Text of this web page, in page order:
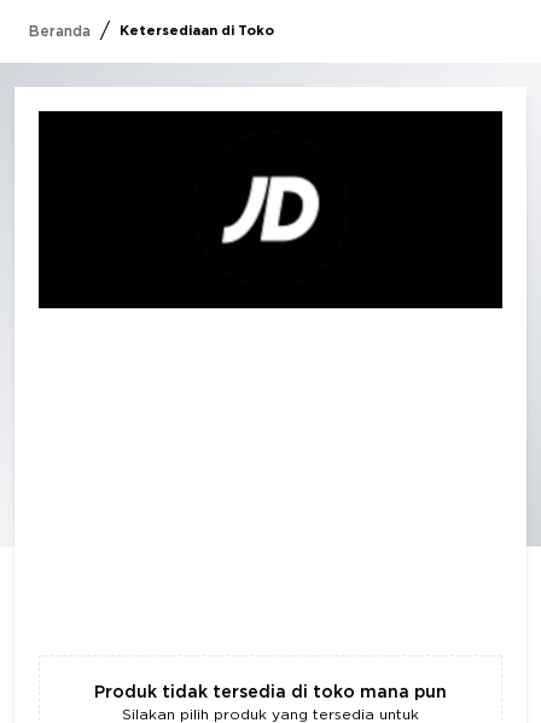
Beranda / Ketersediaan di Toko
Produk tidak tersedia di toko mana pun
Silakan pilih produk yang tersedia untuk